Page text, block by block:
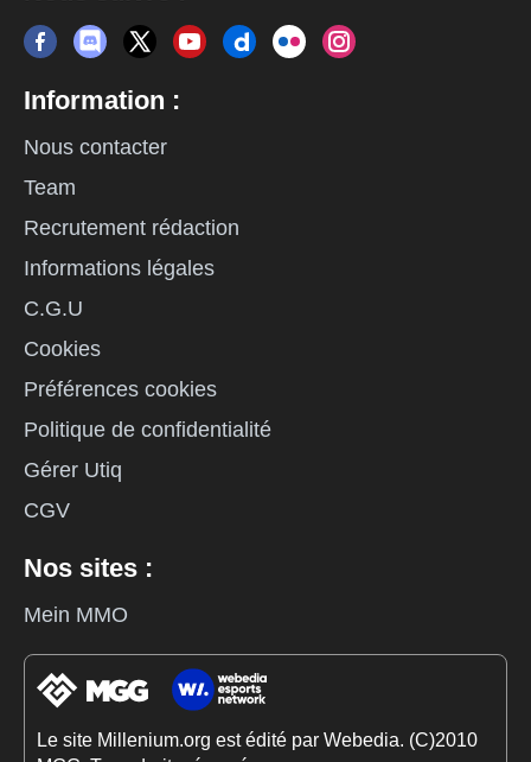
Information :
Nous contacter
Team
Recrutement rédaction
Informations légales
C.G.U
Cookies
Préférences cookies
Politique de confidentialité
Gérer Utiq
CGV
Nos sites :
Mein MMO
Le site Millenium.org est édité par Webedia. (C)2010